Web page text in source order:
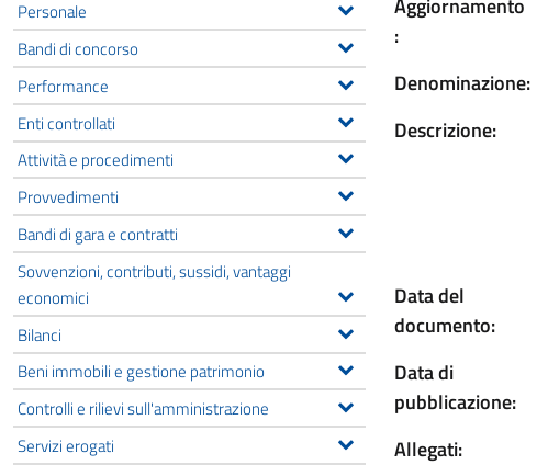
Personale
Bandi di concorso
Performance
Enti controllati
Attività e procedimenti
Provvedimenti
Bandi di gara e contratti
Sovvenzioni, contributi, sussidi, vantaggi
economici
Bilanci
Beni immobili e gestione patrimonio
Controlli e rilievi sull'amministrazione
Servizi erogati
Aggiornamento
:
Denominazione:
Descrizione:
Data del
documento:
Data di
pubblicazione:
Allegati: